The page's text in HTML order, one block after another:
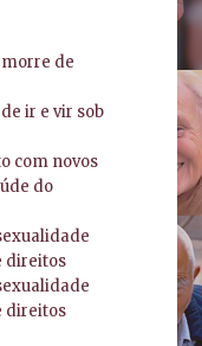
morre de
ir e vir sob
com novos
do
direitos
direitos